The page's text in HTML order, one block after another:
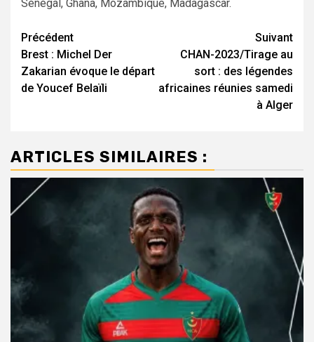
Sénégal, Ghana, Mozambique, Madagascar.
Navigation
d’article
Précédent
Brest : Michel Der
Zakarian évoque le départ
de Youcef Belaïli
Suivant
CHAN-2023/Tirage au
sort : des légendes
africaines réunies samedi
à Alger
ARTICLES SIMILAIRES :